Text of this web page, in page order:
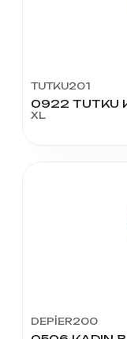
TUTKU201
0922 TUTKU
XL
DEPİER200